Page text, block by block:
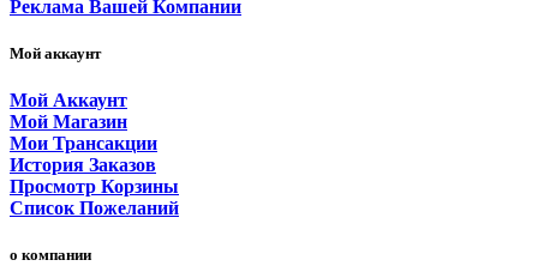
Реклама Вашей Компании
Мой аккаунт
Мой Аккаунт
Мой Магазин
Мои Трансакции
История Заказов
Просмотр Корзины
Список Пожеланий
о компании